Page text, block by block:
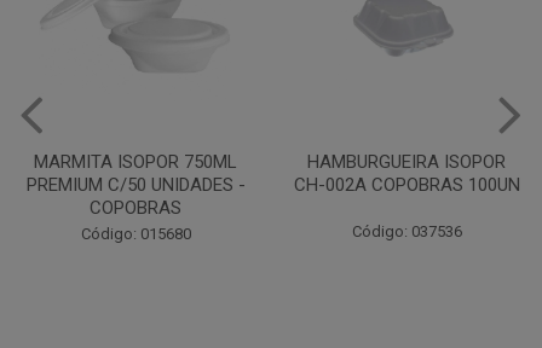
HAMBURGUEIRA ISOPOR
CH-002A COPOBRAS 100UN
Código: 037536
CAIXA PARDA PIZZA N30
OITAVADA BALUARTE C/10
Código: 001124